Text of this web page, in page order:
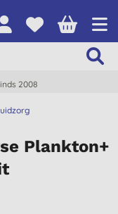
2008
Plankton+